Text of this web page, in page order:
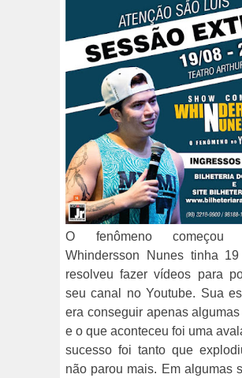
O fenômeno começou
Whindersson Nunes tinha
resolveu fazer vídeos para
seu canal no Youtube. Sua
era conseguir apenas
e o que aconteceu foi uma
sucesso foi tanto que
não parou mais. Em algumas